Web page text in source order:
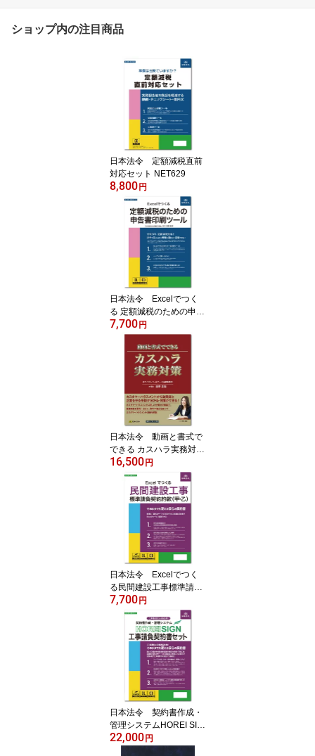
ショップ内の注目商品
日本法令 定額減税直前
対応セット NET629
8,800円
日本法令 Excelでつく
る 定額減税のための申告
書印刷ツール 源泉MC1
7,700円
日本法令 動画と書式で
できる カスハラ実務対
策 書式テンプレート23
0 講師：ホライズンパ
ートナーズ法律事務所
弁護士 荒井里佳
16,500円
日本法令 Excelでつく
る民間建設工事標準請負
契約約款（甲・乙） 建設
23-D みらい総合法律事
務所 弁護士 水村元晴監
7,700円
日本法令 契約書作成・
管理システムHOREI SIG
N工事請負契約書セット
22,000円